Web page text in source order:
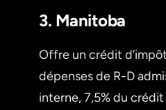
3. Manitoba
Offre un crédit
dépenses de R-D
interne, 7,5% du